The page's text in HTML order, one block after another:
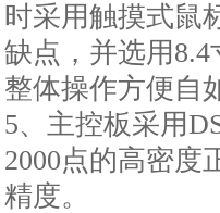
时采用触摸式鼠
缺点，并选用
整体操作方便自
5、主控板采用
2000点的高密度
精度。